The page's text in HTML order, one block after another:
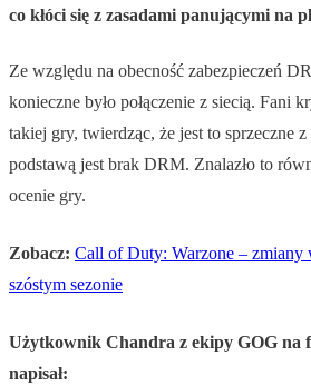
co kłóci się z zasadami panującymi na
Ze względu na obecność zabezpieczeń
konieczne było połączenie z siecią. Fani
takiej gry, twierdząc, że jest to sprzeczne
podstawą jest brak DRM. Znalazło to
ocenie gry.
Zobacz: Call of Duty: Warzone – zmiany
szóstym sezonie
Użytkownik Chandra z ekipy GOG na
napisał: